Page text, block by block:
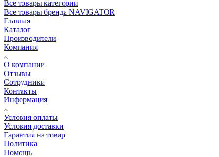
Все товары категории
Все товары бренда NAVIGATOR
Главная
Каталог
Производители
Компания
О компании
Отзывы
Сотрудники
Контакты
Информация
Условия оплаты
Условия доставки
Гарантия на товар
Политика
Помощь